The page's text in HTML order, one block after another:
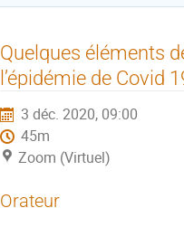
Quelques éléments
l’épidémie de Covid
3 déc. 2020, 09:00
45m
Zoom (Virtuel)
Orateur